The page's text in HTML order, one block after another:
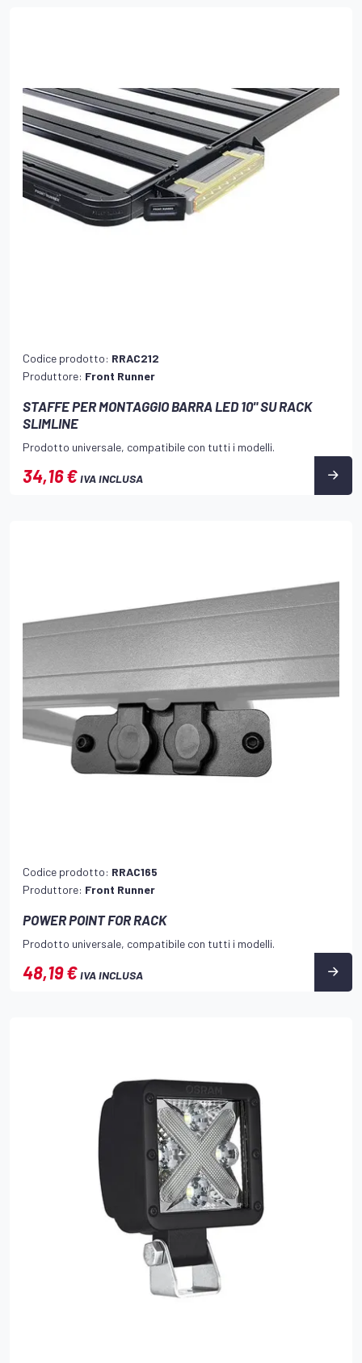
Codice prodotto: RRAC212
Produttore: Front Runner
STAFFE PER MONTAGGIO BARRA LED 10" SU RACK
SLIMLINE
Prodotto universale, compatibile con tutti i modelli.
34,16 €IVA INCLUSA
Codice prodotto: RRAC165
Produttore: Front Runner
POWER POINT FOR RACK
Prodotto universale, compatibile con tutti i modelli.
48,19 €IVA INCLUSA